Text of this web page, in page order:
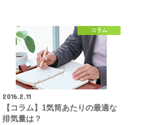
コラム
2016.2.11
【コラム】1気筒あたりの最適な
排気量は？